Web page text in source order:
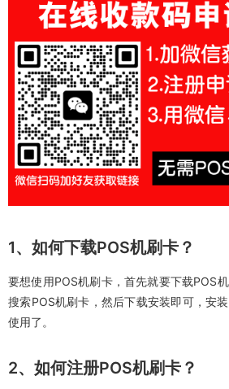
1、如何下载POS机刷卡？
要想使用POS机刷卡，首先就要下载POS
搜索POS机刷卡，然后下载安装即可，安
使用了。
2、如何注册POS机刷卡？